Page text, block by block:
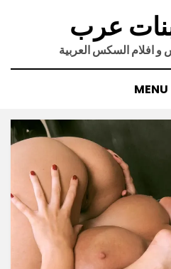
عرب
السكس العربية
MENU